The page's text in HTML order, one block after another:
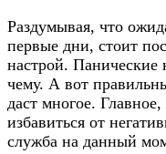
Раздумывая, что
первые дни, стоит
настрой. Панические
чему. А вот
даст многое.
избавиться от
служба на данный